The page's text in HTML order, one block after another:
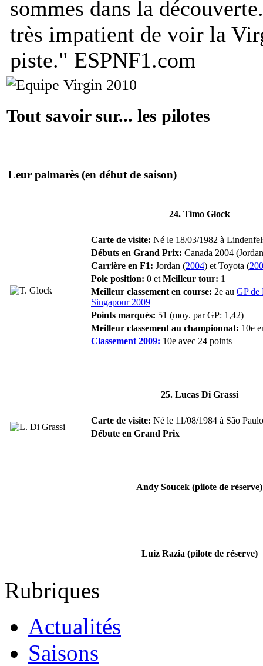
sommes dans la
très impatient de voir la
piste." ESPNF1.com
Tout savoir sur... les pilotes
Leur palmarès (en début de saison)
24. Timo Glock
Carte de visite: Né le 18/03/1982 à
Débuts en Grand Prix: Canada 2004
Carrière en F1: Jordan (2004) et Toyota (
Pole position: 0 et Meilleur tour: 1
Meilleur classement en course: 2e au GP de
Singapour 2009
Points marqués: 51 (moy. par GP: 1,42)
Meilleur classement au championnat: 10e
Classement 2009: 10e avec 24 points
25. Lucas Di Grassi
Carte de visite: Né le 11/08/1984 à São
Débute en Grand Prix
Andy Soucek (pilote de réserve)
Luiz Razia (pilote de réserve)
Rubriques
Actualités
Saisons